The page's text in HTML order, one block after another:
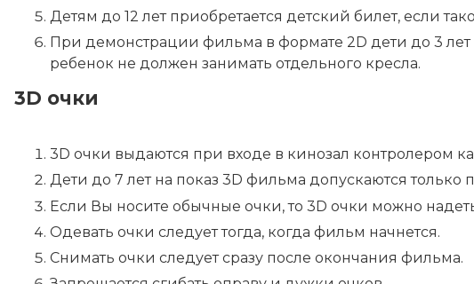
Детям до 12 лет приобретается детский билет, если
При демонстрации фильма в формате 2D дети до 3
ребенок не должен занимать отдельного кресла.
3D очки
3D очки выдаются при входе в кинозал контролером
Дети до 7 лет на показ 3D фильма допускаются только
Если Вы носите обычные очки, то 3D очки можно
Одевать очки следует тогда, когда фильм начнется.
Снимать очки следует сразу после окончания фильма.